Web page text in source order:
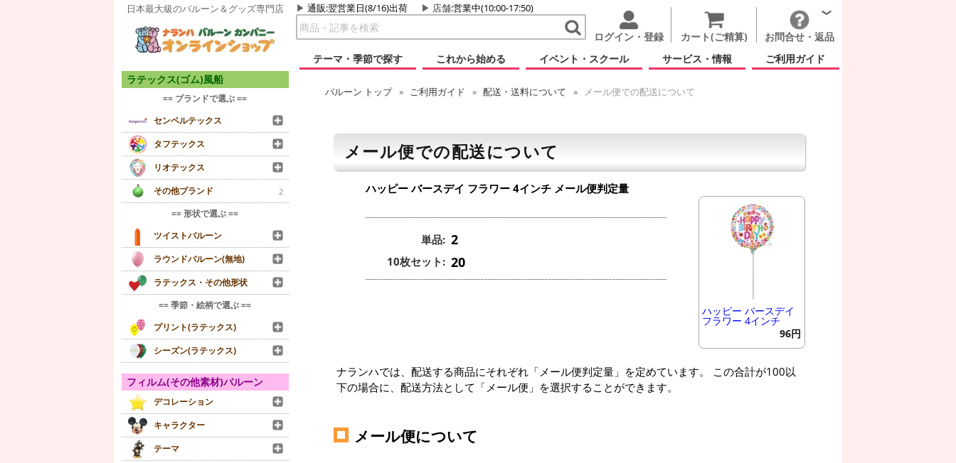
日本最大級のバルーン＆グッズ専門店 通販:翌営業日(8/16)出荷 店舗:営業中(10:00-17:50)
ログイン・登録 カート(ご精算)
お問合せ・返品
テーマ・季節で探す
これから始める イベント・スクール サービス・情報 ご利用ガイド
ラテックス(ゴム)風船
== ブランドで選ぶ ==
センペルテックス
タフテックス
リオテックス
その他ブランド
2
== 形状で選ぶ ==
ツイストバルーン
ラウンドバルーン(無地)
ラテックス・その他形状
== 季節・絵柄で選ぶ ==
プリント(ラテックス)
シーズン(ラテックス)
フィルム(その他素材)バルーン
デコレーション
キャラクター
テーマ
バルーン トップ ご利用ガイド 配送・送料について メール便での配送について
メール便での配送について
ハッピー バースデイ フラワー 4インチ メール便判定量
単品: 2
10枚セット: 20
ハッピー バースデイ
フラワー 4インチ
96円
ナランハでは、配送する商品にそれぞれ「メール便判定量」を定めています。 この合計が100以
下の場合に、配送方法として「メール便」を選択することができます。
メール便について